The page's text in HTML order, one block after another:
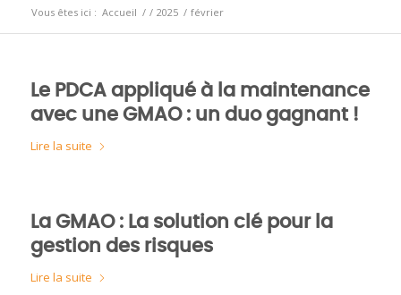
Vous êtes ici : Accueil / / 2025 / février
Le PDCA appliqué à la maintenance
avec une GMAO : un duo gagnant !
Lire la suite
La GMAO : La solution clé pour la
gestion des risques
Lire la suite